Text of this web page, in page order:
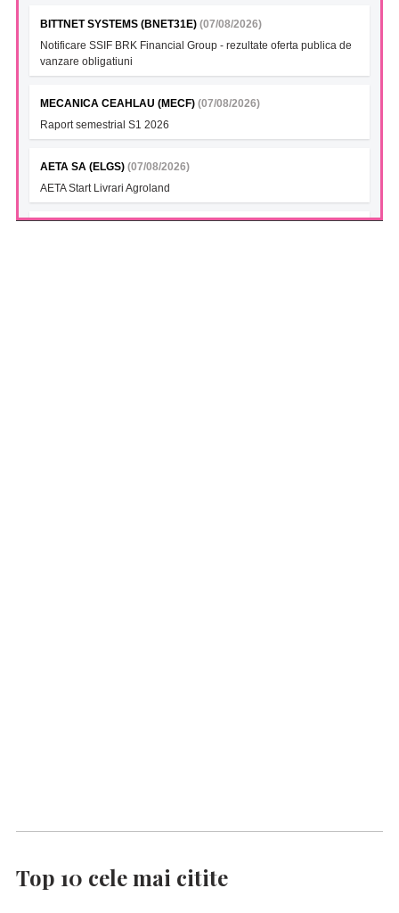
BITTNET SYSTEMS (BNET31E) (07/08/2026)
Notificare SSIF BRK Financial Group - rezultate oferta publica de
vanzare obligatiuni
MECANICA CEAHLAU (MECF) (07/08/2026)
Raport semestrial S1 2026
AETA SA (ELGS) (07/08/2026)
AETA Start Livrari Agroland
Top 10 cele mai citite